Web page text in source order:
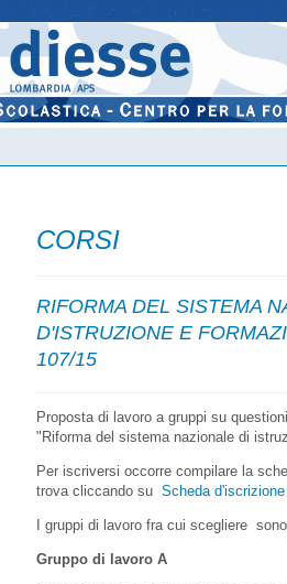
CORSI
RIFORMA DEL SISTEMA
D'ISTRUZIONE E
107/15
Proposta di lavoro a gruppi su
"Riforma del sistema nazionale di
Per iscriversi occorre compilare la
trova cliccando su Scheda d'iscrizione
I gruppi di lavoro fra cui scegliere
Gruppo di lavoro A